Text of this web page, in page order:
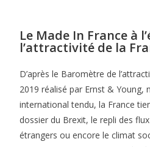
Le Made In France à
l’attractivité de la
D’après le Baromètre de
2019 réalisé par Ernst & Young,
international tendu, la France
dossier du Brexit, le repli des
étrangers ou encore le climat